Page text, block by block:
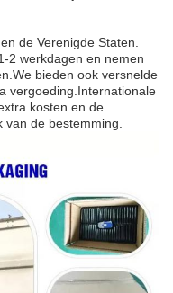
de Verenigde Staten.
2 werkdagen en nemen
bieden ook versnelde
vergoeding.Internationale
kosten en de
de bestemming.